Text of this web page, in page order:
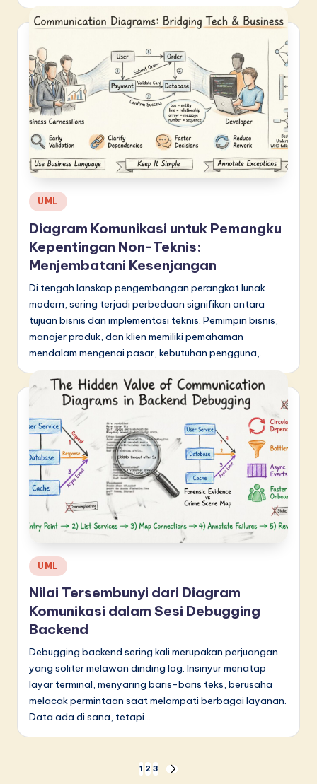
Posted
in
UML
Diagram Komunikasi untuk Pemangku
Kepentingan Non-Teknis:
Menjembatani Kesenjangan
Di tengah lanskap pengembangan perangkat lunak
modern, sering terjadi perbedaan signifikan antara
tujuan bisnis dan implementasi teknis. Pemimpin bisnis,
manajer produk, dan klien memiliki pemahaman
mendalam mengenai pasar, kebutuhan pengguna,…
Posted
in
UML
Nilai Tersembunyi dari Diagram
Komunikasi dalam Sesi Debugging
Backend
Debugging backend sering kali merupakan perjuangan
yang soliter melawan dinding log. Insinyur menatap
layar terminal, menyaring baris-baris teks, berusaha
melacak permintaan saat melompati berbagai layanan.
Data ada di sana, tetapi…
1 2 3
NEXT